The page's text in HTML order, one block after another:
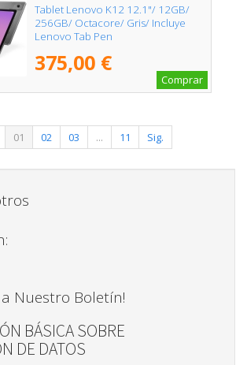
Tablet Lenovo K12 12.1"/ 12GB/
256GB/ Octacore/ Gris/ Incluye
Lenovo Tab Pen
375,00 €
Comprar
01 02 03 ... 11 Sig.
a Nuestro Boletín!
BÁSICA SOBRE
DE DATOS